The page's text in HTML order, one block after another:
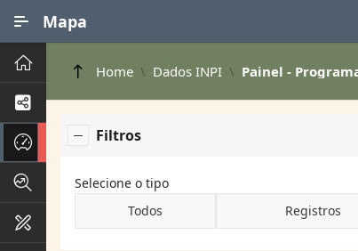
Mapa
Processos de Negócios
Home Dados INPI Painel -
Filtros
Selecione o tipo
Todos
Registros